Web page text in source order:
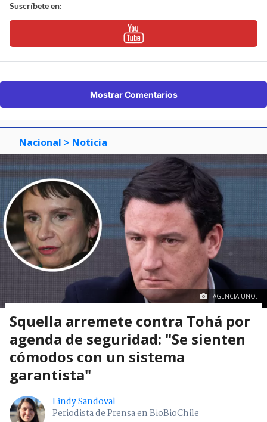
Suscríbete en:
Mostrar Comentarios
Nacional > Noticia
AGENCIA UNO.
Squella arremete contra Tohá por
agenda de seguridad: "Se sienten
cómodos con un sistema
garantista"
Lindy Sandoval
Periodista de Prensa en BioBioChile